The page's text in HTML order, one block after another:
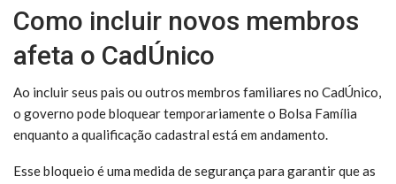
Como incluir novos membros
afeta o CadÚnico
Ao incluir seus pais ou outros membros familiares no CadÚnico,
o governo pode bloquear temporariamente o Bolsa Família
enquanto a qualificação cadastral está em andamento.
Esse bloqueio é uma medida de segurança para garantir que as